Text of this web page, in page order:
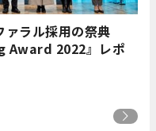
ァラル採用の祭典
2022』レポ